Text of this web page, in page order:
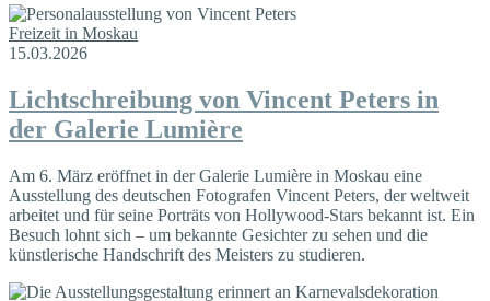
Freizeit in Moskau
15.03.2026
Lichtschreibung von Vincent Peters in
der Galerie Lumière
Am 6. März eröffnet in der Galerie Lumière in Moskau eine
Ausstellung des deutschen Fotografen Vincent Peters, der weltweit
arbeitet und für seine Porträts von Hollywood-Stars bekannt ist. Ein
Besuch lohnt sich – um bekannte Gesichter zu sehen und die
künstlerische Handschrift des Meisters zu studieren.